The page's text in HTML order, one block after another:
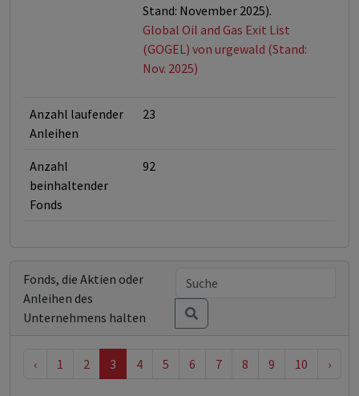
Stand: November 2025).
Global Oil and Gas Exit List
(GOGEL) von urgewald (Stand:
Nov. 2025)
Anzahl laufender
Anleihen
23
Anzahl
beinhaltender
Fonds
92
Fonds, die Aktien oder
Anleihen des
Unternehmens halten
‹ 1 2 3 4 5 6 7 8 9 10 ›